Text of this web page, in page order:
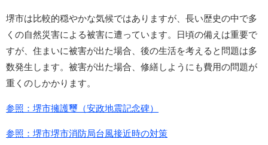
堺市は比較的穏やかな気候ではありますが、長い歴史の中で多
くの自然災害による被害に遭っています。日頃の備えは重要で
すが、住まいに被害が出た場合、後の生活を考えると問題は多
数発生します。被害が出た場合、修繕しようにも費用の問題が
重くのしかかります。
参照：堺市擁護璽（安政地震記念碑）
参照：堺市堺市消防局台風接近時の対策